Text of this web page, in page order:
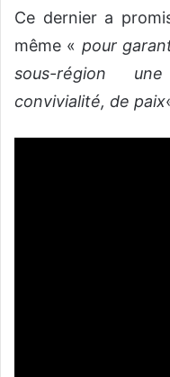
Ce dernier a
même « pour
sous-région
convivialité, de paix